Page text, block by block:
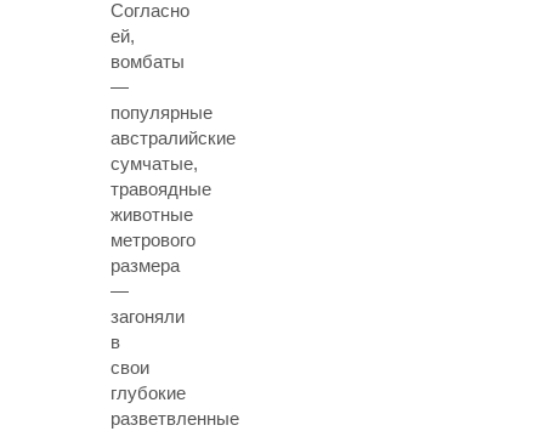
Согласно
ей,
вомбаты
—
популярные
австралийские
сумчатые,
травоядные
животные
метрового
размера
—
загоняли
в
свои
глубокие
разветвленные